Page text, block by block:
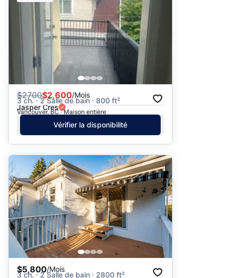
$2700$2,600/Mois
3 ch. · 2 Salle de bain · 800 ft²
Jasper Cres
Vancouver, BC · Maison entière
Vérifier la disponibilité
$5,800/Mois
3 ch. · 2 Salle de bain · 2800 ft²